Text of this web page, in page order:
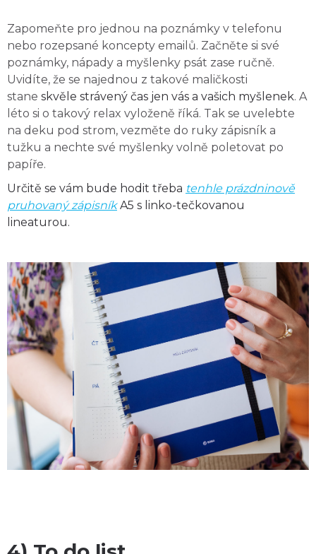
Zapomeňte pro jednou na poznámky v telefonu
nebo rozepsané koncepty emailů. Začněte si své
poznámky, nápady a myšlenky psát zase ručně.
Uvidíte, že se najednou z takové maličkosti
stane skvěle strávený čas jen vás a vašich myšlenek. A
léto si o takový relax vyloženě říká. Tak se uvelebte
na deku pod strom, vezměte do ruky zápisník a
tužku a nechte své myšlenky volně poletovat po
papíře.
Určitě se vám bude hodit třeba tenhle prázdninově
pruhovaný zápisníkA5 s linko-tečkovanou
lineaturou.